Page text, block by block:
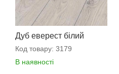
Дуб еверест білий
Код товару: 3179
В наявності